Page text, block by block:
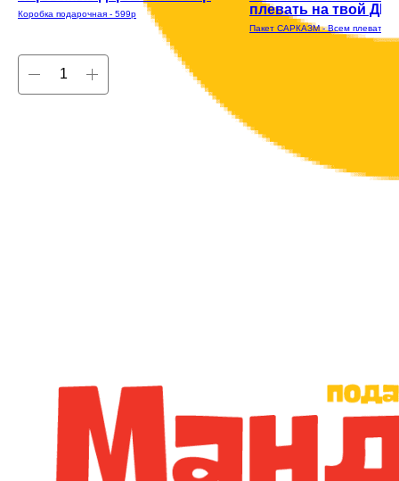
Коробка подарочная - 599р
плевать на твой ДР
Пакет САРКАЗМ - Всем плевать